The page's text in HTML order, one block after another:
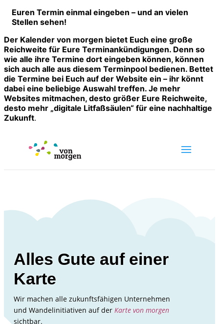
Euren Termin einmal eingeben – und an vielen
Stellen sehen!
Der Kalender von morgen bietet Euch eine große
Reichweite für Eure Terminankündigungen. Denn so
wie alle ihre Termine dort eingeben können, können
sich auch alle aus diesem Terminpool bedienen. Bettet
die Termine bei Euch auf der Website ein – ihr könnt
dabei eine beliebige Auswahl treffen. Je mehr
Websites mitmachen, desto größer Eure Reichweite,
desto mehr „digitale Litfaßsäulen“ für eine nachhaltige
Zukunft.